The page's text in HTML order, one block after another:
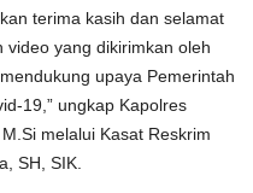
terima kasih dan selamat
yang dikirimkan oleh
upaya Pemerintah
19,” ungkap Kapolres
melalui Kasat Reskrim
SH, SIK.